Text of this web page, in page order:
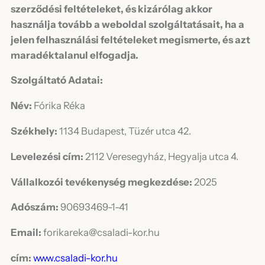
szerződési feltételeket, és kizárólag akkor
használja tovább a weboldal szolgáltatásait, ha a
jelen felhasználási feltételeket megismerte, és azt
maradéktalanul elfogadja.
Szolgáltató Adatai:
Név: Fórika Réka
Székhely: 1134 Budapest, Tüzér utca 42.
Levelezési cím: 2112 Veresegyház, Hegyalja utca 4.
Vállalkozói tevékenység megkezdése: 2025
Adószám: 90693469-1-41
Email: forikareka@csaladi-kor.hu
cím: www.csaladi-kor.hu